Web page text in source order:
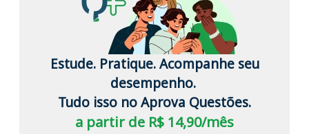
Estude. Pratique. Acompanhe seu
desempenho.
Tudo isso no Aprova Questões.
a partir de R$ 14,90/mês